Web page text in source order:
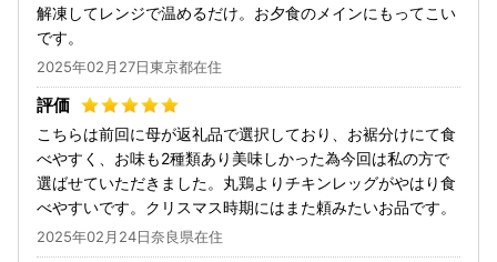
解凍してレンジで温めるだけ。お夕食のメインにもってこい
です。
2025年02月27日東京都在住
こちらは前回に母が返礼品で選択しており、お裾分けにて食
べやすく、お味も2種類あり美味しかった為今回は私の方で
選ばせていただきました。丸鶏よりチキンレッグがやはり食
べやすいです。クリスマス時期にはまた頼みたいお品です。
2025年02月24日奈良県在住